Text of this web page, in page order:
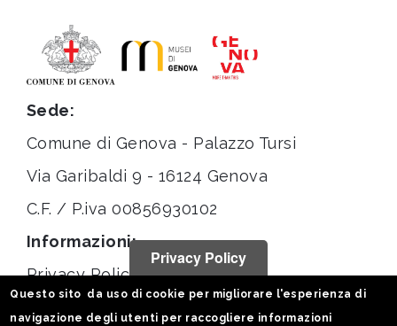
Sede:
Comune di Genova - Palazzo Tursi
Via Garibaldi 9 - 16124 Genova
C.F. / P.iva 00856930102
Informazioni:
Privacy Policy
Privacy Policy
Questo sito da uso di cookie per migliorare l'esperienza di
navigazione degli utenti per raccogliere informazioni